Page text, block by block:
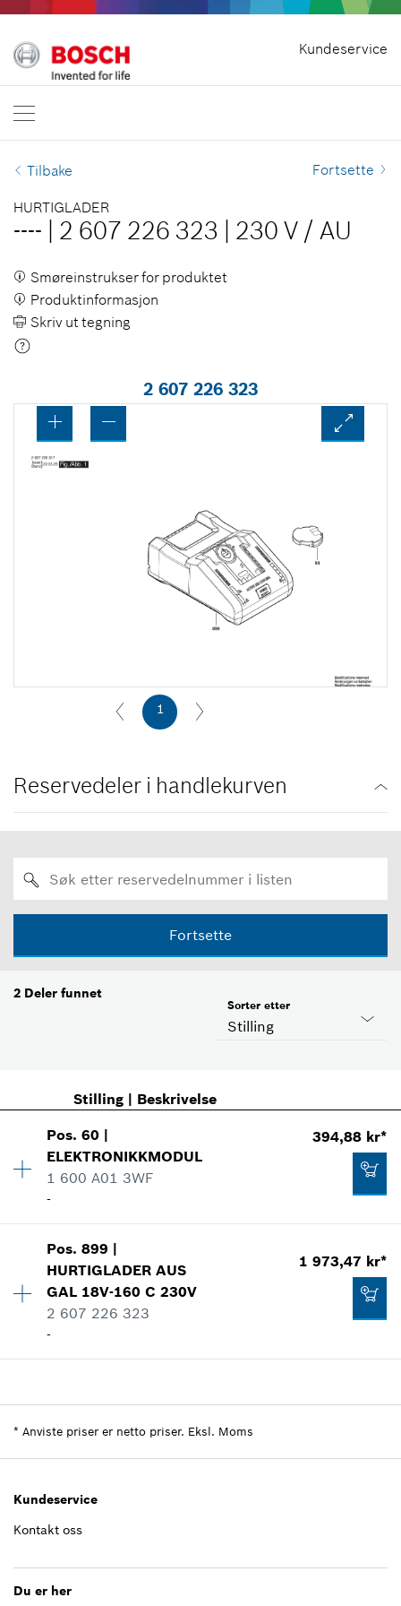
Kundeservice
Hjem
Bosch Professional
Kontakt oss
Tilbake Fortsette
HURTIGLADER
---- 2 607 226 323 230 V / AU
Smøreinstrukser for produktet
Produktinformasjon
Skriv ut tegning
2 607 226 323
1
Reservedeler i handlekurven
Fortsette
2 Deler funnet
Stilling
Sorter etter
Stilling| Beskrivelse
Pos.60 |
ELEKTRONIKKMODUL
1 600 A01 3WF
-
394,88 kr*
Kvantitet
Prisgruppe:34
Reservedelsinformasjoner
Bruksinformasjon
394,88 kr*
Pos.899 |
HURTIGLADER AUS
GAL 18V-160 C 230V
2 607 226 323
-
1 973,47 kr*
Reservedelsinformasjoner
1 973,47 kr*
*Anviste priser er netto priser. Eksl. Moms
* Anviste priser er netto priser. Eksl. Moms
Kundeservice
Kontakt oss
Du er her